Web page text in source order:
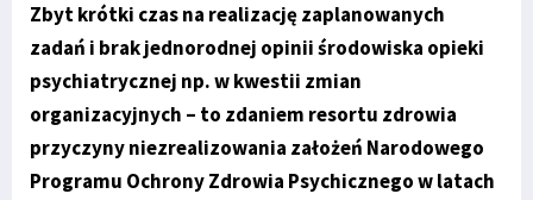
Zbyt krótki czas na realizację zaplanowanych
zadań i brak jednorodnej opinii środowiska opieki
psychiatrycznej np. w kwestii zmian
organizacyjnych – to zdaniem resortu zdrowia
przyczyny niezrealizowania założeń Narodowego
Programu Ochrony Zdrowia Psychicznego w latach